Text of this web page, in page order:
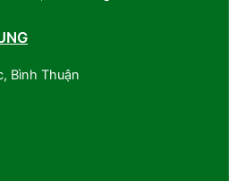
Bình Thuận